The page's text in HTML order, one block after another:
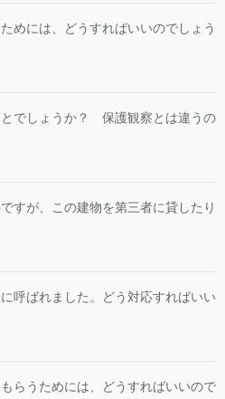
めには、どうすればいいのでしょう
でしょうか？ 保護観察とは違うの
すが、この建物を第三者に貸したり
呼ばれました。どう対応すればいい
らうためには、どうすればいいので